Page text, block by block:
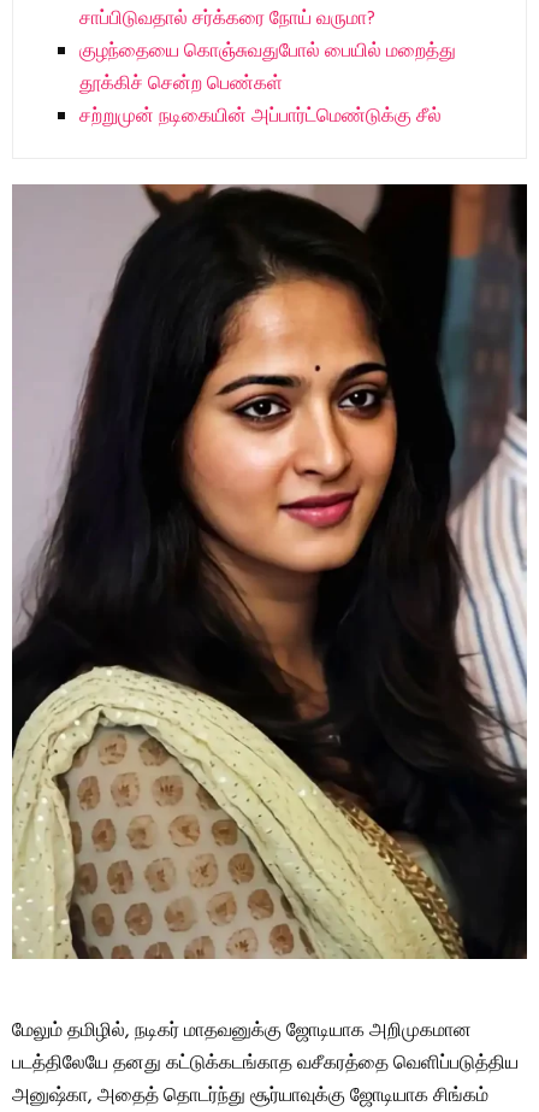
சாப்பிடுவதால் சர்க்கரை நோய் வருமா?
குழந்தையை கொஞ்சுவதுபோல் பையில் மறைத்து
தூக்கிச் சென்ற பெண்கள்
சற்றுமுன் நடிகையின் அப்பார்ட்மெண்டுக்கு சீல்
மேலும் தமிழில், நடிகர் மாதவனுக்கு ஜோடியாக அறிமுகமான
படத்திலேயே தனது கட்டுக்கடங்காத வசீகரத்தை வெளிப்படுத்திய
அனுஷ்கா, அதைத் தொடர்ந்து சூர்யாவுக்கு ஜோடியாக சிங்கம்